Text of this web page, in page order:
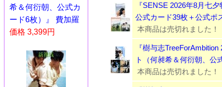
希＆何衍朝、公式カ
ード6枚）』 費加羅
価格 3,399円
『SENSE 2026年8月七
公式カード39枚＋公式ポ
本商品は売切れました！
『樹与志
ト（何昶希＆何衍朝、公
本商品は売切れました！